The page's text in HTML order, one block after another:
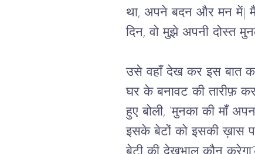
था, अपने बदन और मन में|
दिन, वो मुझे अपनी दोस्त
उसे वहाँ देख कर इस बात का
घर के बनावट की तारीफ़
हुए बोली, ‘मुनका की माँ
इसके बेटों को इसकी ख़ास